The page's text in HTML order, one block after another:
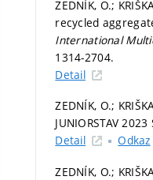
ZEDNÍK, O.;
recycled
International
1314-2704.
Detail
ZEDNÍK, O.;
JUNIORSTAV
Detail
Odkaz
ZEDNÍK, O.;